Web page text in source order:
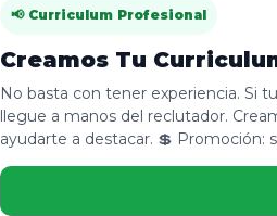
📢 Curriculum Profesional
Creamos Tu
No basta con tener experiencia. Si
llegue a manos del reclutador.
ayudarte a destacar. 💲 Promoción: